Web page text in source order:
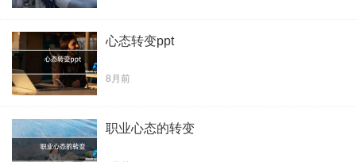
心态转变ppt
8月前
职业心态的转变